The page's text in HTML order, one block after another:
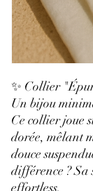
✨ Collier
Un bijou
Ce collier joue
dorée, mêlant
douce
différence ?
effortless.